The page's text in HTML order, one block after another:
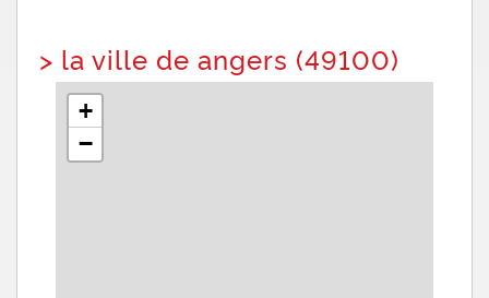
> la ville de angers (49100)
+
−